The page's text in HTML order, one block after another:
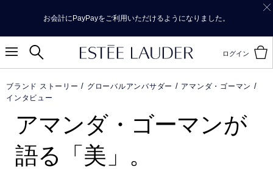
お会計にPayPayをご利用いただけるようになりました。
ログイン
ブランド ストーリー グローバルアンバサダー
アマンダ・ゴーマン
インタビュー
アマンダ・ゴーマンが
語る「美」。